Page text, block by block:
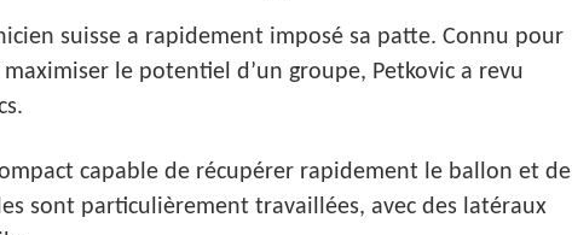
suisse a rapidement imposé sa patte. Connu pour
le potentiel d’un groupe, Petkovic a revu
capable de récupérer rapidement le ballon et de
sont particulièrement travaillées, avec des latéraux